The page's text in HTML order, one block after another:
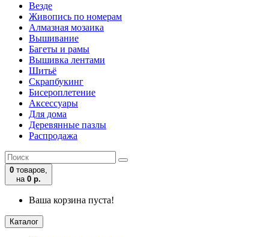
Везде
Живопись по номерам
Алмазная мозаика
Вышивание
Багеты и рамы
Вышивка лентами
Шитьё
Скрапбукинг
Бисероплетение
Аксессуары
Для дома
Деревянные пазлы
Распродажа
0 товаров,
на 0 р.
Ваша корзина пуста!
Каталог